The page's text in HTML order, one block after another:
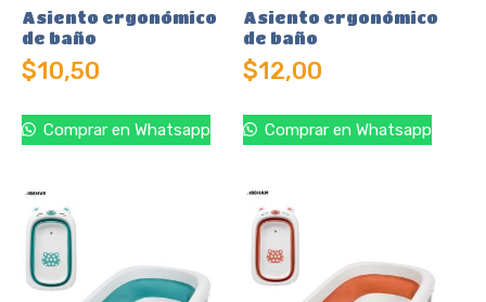
Asiento ergonómico
de baño
$10,50
Comprar en Whatsapp
Asiento ergonómico
de baño
$12,00
Comprar en Whatsapp